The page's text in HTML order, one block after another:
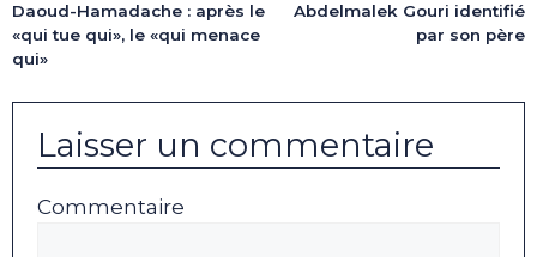
Daoud-Hamadache : après le
«qui tue qui», le «qui menace
qui»
Abdelmalek Gouri identifié
par son père
Laisser un commentaire
Commentaire